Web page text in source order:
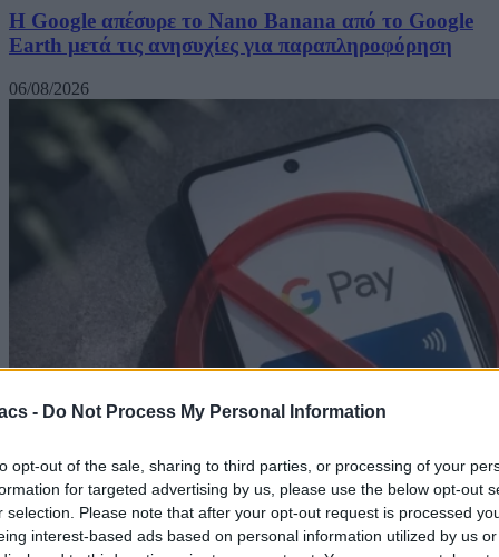
- Do Not Process My Personal Information
opt-out of the sale, sharing to third parties, or processing of your
for targeted advertising by us, please use the below opt-out
selection. Please note that after your opt-out request is processed
interest-based ads based on personal information utilized by us
Η Google απέσυρε το Nano Banana από το Google
Earth μετά τις ανησυχίες για παραπληροφόρηση
06/08/2026